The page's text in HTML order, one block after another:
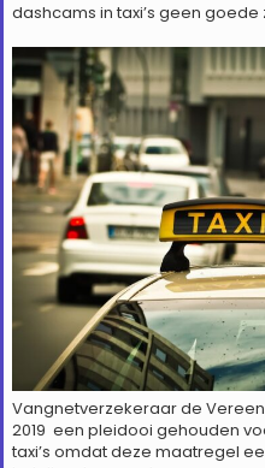
dashcams in taxi’s geen goede
Vangnetverzekeraar de
2019 een pleidooi gehouden
taxi’s omdat deze maatregel